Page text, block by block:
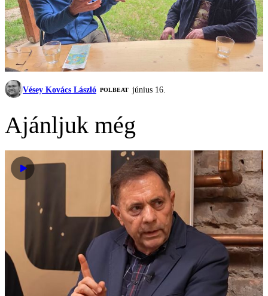
Vésey Kovács László ‎POLBEAT június 16.
Ajánljuk még